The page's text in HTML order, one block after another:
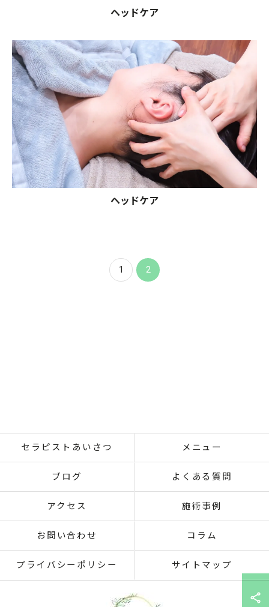
ヘッドケア
ヘッドケア
1 2
セラピストあいさつ メニュー
ブログ よくある質問
アクセス 施術事例
お問い合わせ コラム
プライバシーポリシー サイトマップ